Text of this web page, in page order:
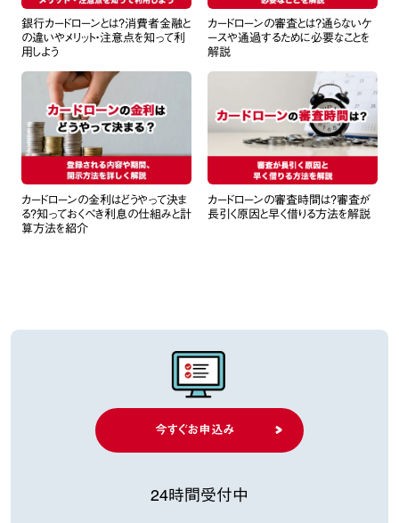
銀行カードローンとは？消費者金融と
の違いやメリット・注意点を知って利
用しよう
カードローンの審査とは？通らないケ
ースや通過するために必要なことを
解説
カードローンの金利はどうやって決ま
る？知っておくべき利息の仕組みと計
算方法を紹介
カードローンの審査時間は？審査が
長引く原因と早く借りる方法を解説
今すぐお申込み
24時間受付中